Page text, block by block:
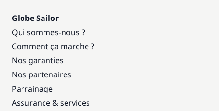
Globe Sailor
Qui sommes-nous ?
Comment ça marche ?
Nos garanties
Nos partenaires
Parrainage
Assurance & services